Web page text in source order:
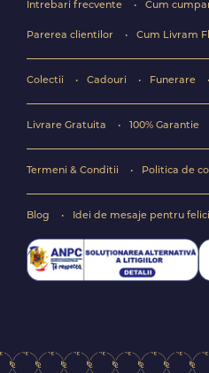
Intrebari frecvente Cum
Parerea clientilor Cum Livram
Colectii Cadouri Funerare
Livrare Gratuita 100% Garantie
Termeni & Conditii Politica de
Blog Idei de mesaje pentru